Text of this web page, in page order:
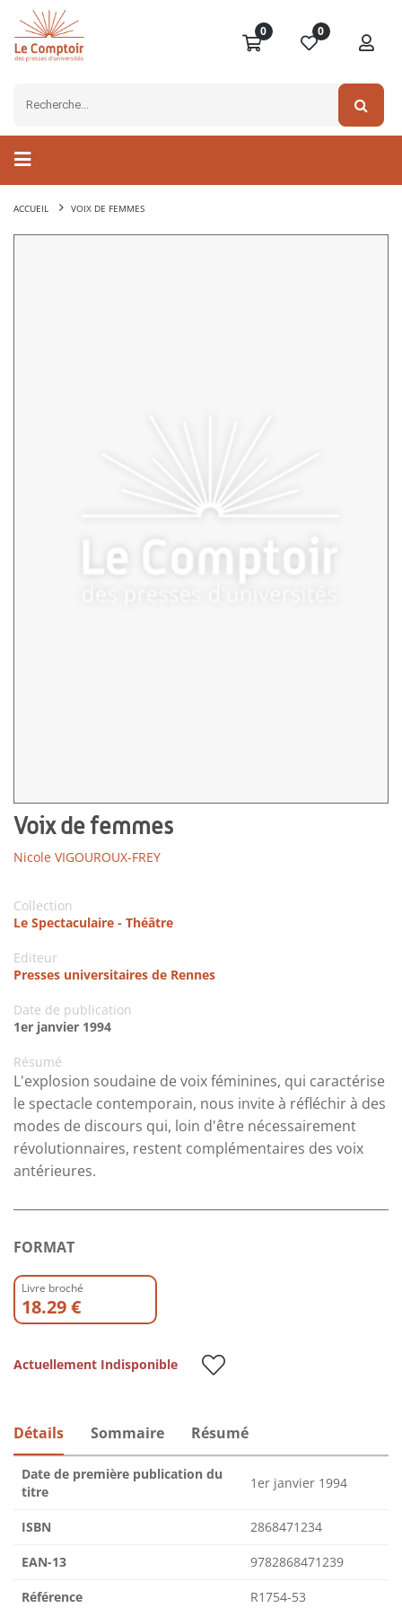
0 0
ACCUEIL VOIX DE FEMMES
Voix de femmes
Nicole VIGOUROUX-FREY
Collection
Le Spectaculaire - Théâtre
Editeur
Presses universitaires de Rennes
Date de publication
1er janvier 1994
Résumé
L'explosion soudaine de voix féminines, qui caractérise
le spectacle contemporain, nous invite à réfléchir à des
modes de discours qui, loin d'être nécessairement
révolutionnaires, restent complémentaires des voix
antérieures.
FORMAT
Livre broché
18.29 €
Actuellement Indisponible
Détails Sommaire Résumé
Date de première publication du
titre
1er janvier 1994
ISBN 2868471234
EAN-13 9782868471239
Référence R1754-53